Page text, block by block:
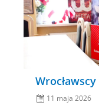
11 maja 2026